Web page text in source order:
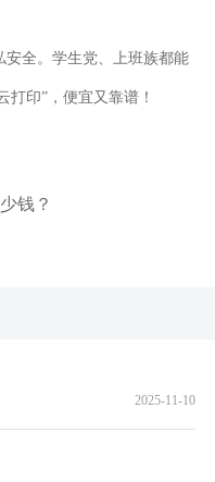
全。学生党、上班族都能
打印”，便宜又靠谱！
钱？
2025-11-10